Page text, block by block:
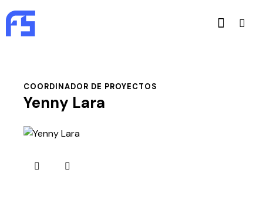
COORDINADOR DE PROYECTOS
Yenny Lara